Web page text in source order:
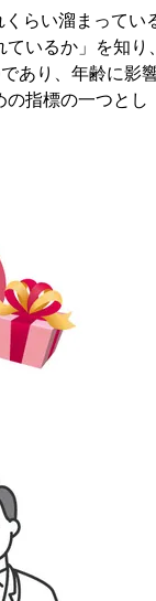
らい溜まってい
いるか」を知り、
あり、年齢に影
の指標の一つとし